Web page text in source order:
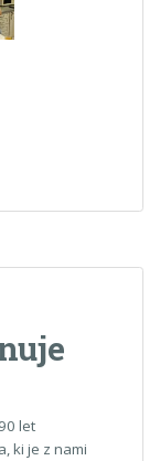
let
ki je z nami